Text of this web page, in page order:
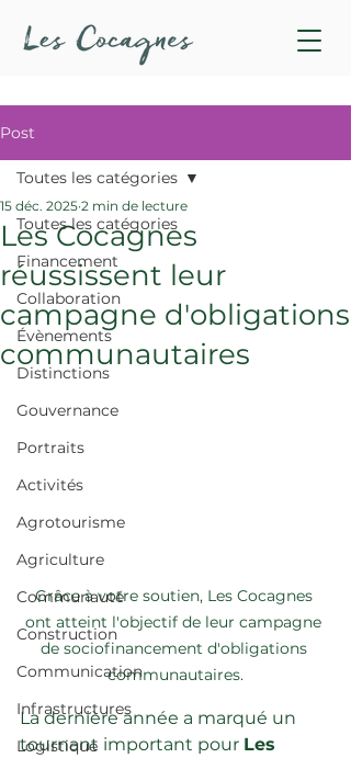
Post
Toutes les catégories
Financement
Collaboration
Évènements
Distinctions
Gouvernance
Portraits
Activités
Agrotourisme
Agriculture
Communauté
Construction
Communication
Infrastructures
Logistique
Toutes les catégories
Les Cocagnes
réussissent leur
campagne d'obligations
communautaires
15 déc. 2025 2 min de lecture
Grâce à votre soutien, Les Cocagnes
ont atteint l'objectif de leur campagne
de sociofinancement d'obligations
communautaires.
La dernière année a marqué un
tournant important pour Les